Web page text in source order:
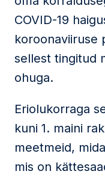
COVID-19
koroonaviiruse
sellest tingitud
ohuga.
Eriolukorraga
kuni 1. maini
meetmeid,
mis on